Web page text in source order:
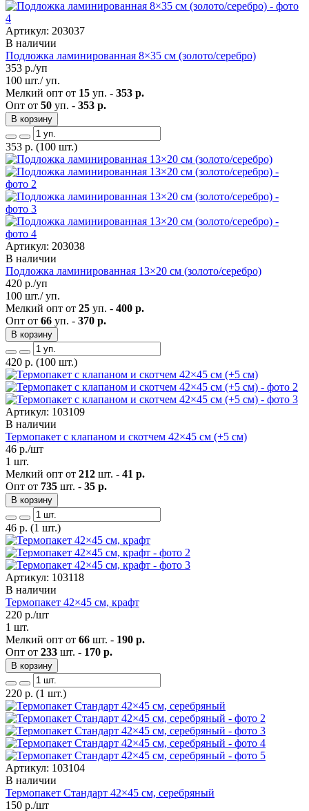
Артикул: 203037
В наличии
Подложка ламинированная 8×35 см (золото/серебро)
353 р./уп
100 шт./ уп.
Мелкий опт от 15 уп. - 353 р.
Опт от 50 уп. - 353 р.
В корзину
353 р. (100 шт.)
Артикул: 203038
В наличии
Подложка ламинированная 13×20 см (золото/серебро)
420 р./уп
100 шт./ уп.
Мелкий опт от 25 уп. - 400 р.
Опт от 66 уп. - 370 р.
В корзину
420 р. (100 шт.)
Артикул: 103109
В наличии
Термопакет с клапаном и скотчем 42×45 см (+5 см)
46 р./шт
1 шт.
Мелкий опт от 212 шт. - 41 р.
Опт от 735 шт. - 35 р.
В корзину
46 р. (1 шт.)
Артикул: 103118
В наличии
Термопакет 42×45 см, крафт
220 р./шт
1 шт.
Мелкий опт от 66 шт. - 190 р.
Опт от 233 шт. - 170 р.
В корзину
220 р. (1 шт.)
Артикул: 103104
В наличии
Термопакет Стандарт 42×45 см, серебряный
150 р./шт